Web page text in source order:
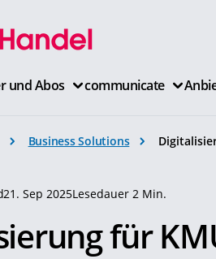
und Abos communicate
Business Solutions
21. Sep 2025Lesedauer 2 Min.
für